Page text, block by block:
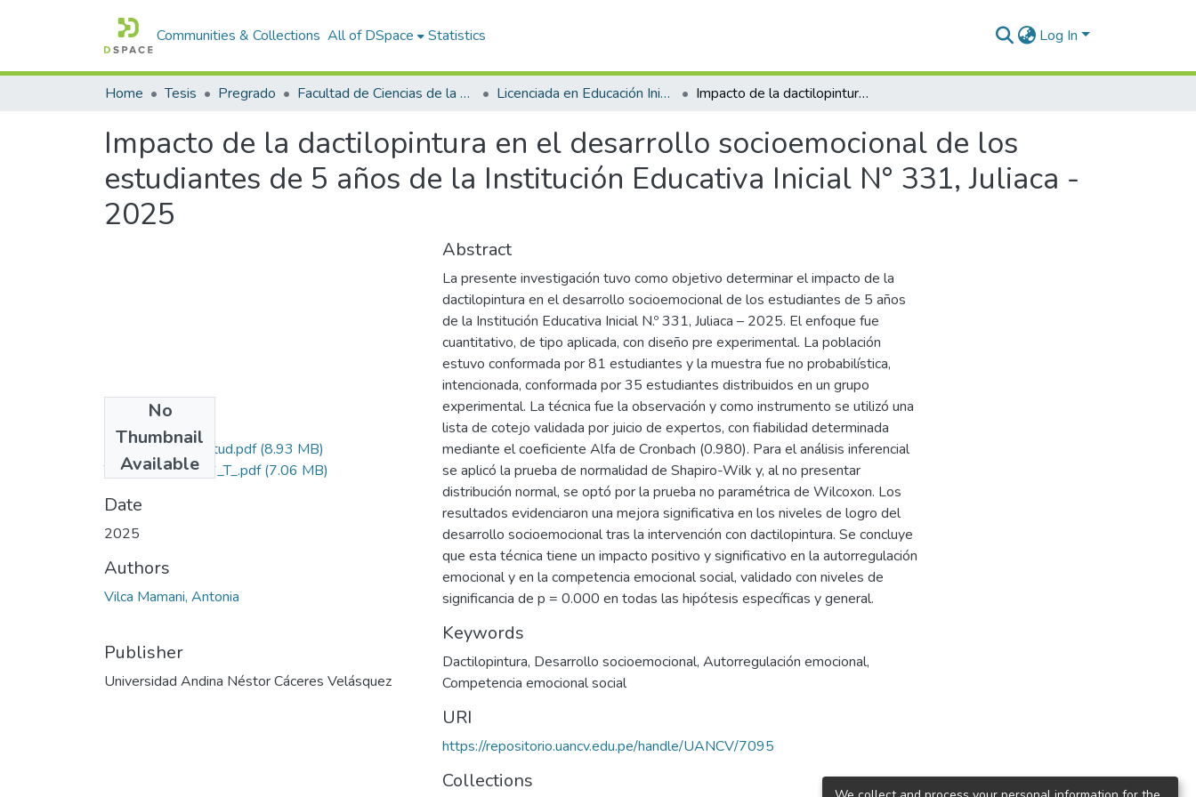
Communities & Collections All of DSpace Statistics Log In
Home Tesis Pregrado Facultad de Ciencias de la Educación Licenciada en Educación Inicial Intercultural Bilingüe Impacto de la dactilopintura en el desarrollo socioemocional de los estudiantes de 5 años de la Institución Educativa Inicial N° 331, Juliaca - 2025
Impacto de la dactilopintura en el desarrollo socioemocional de los
estudiantes de 5 años de la Institución Educativa Inicial N° 331, Juliaca -
2025
No
Thumbnail
Available
Grado de Similitud.pdf(8.93 MB)
T036_40103806_T_.pdf(7.06 MB)
Date
2025
Authors
Vilca Mamani, Antonia
Publisher
Universidad Andina Néstor Cáceres Velásquez
Abstract
La presente investigación tuvo como objetivo determinar el impacto de la
dactilopintura en el desarrollo socioemocional de los estudiantes de 5 años
de la Institución Educativa Inicial N.º 331, Juliaca – 2025. El enfoque fue
cuantitativo, de tipo aplicada, con diseño pre experimental. La población
estuvo conformada por 81 estudiantes y la muestra fue no probabilística,
intencionada, conformada por 35 estudiantes distribuidos en un grupo
experimental. La técnica fue la observación y como instrumento se utilizó una
lista de cotejo validada por juicio de expertos, con fiabilidad determinada
mediante el coeficiente Alfa de Cronbach (0.980). Para el análisis inferencial
se aplicó la prueba de normalidad de Shapiro-Wilk y, al no presentar
distribución normal, se optó por la prueba no paramétrica de Wilcoxon. Los
resultados evidenciaron una mejora significativa en los niveles de logro del
desarrollo socioemocional tras la intervención con dactilopintura. Se concluye
que esta técnica tiene un impacto positivo y significativo en la autorregulación
emocional y en la competencia emocional social, validado con niveles de
significancia de p = 0.000 en todas las hipótesis específicas y general.
Keywords
Dactilopintura, Desarrollo socioemocional, Autorregulación emocional,
Competencia emocional social
URI
https://repositorio.uancv.edu.pe/handle/UANCV/7095
Collections